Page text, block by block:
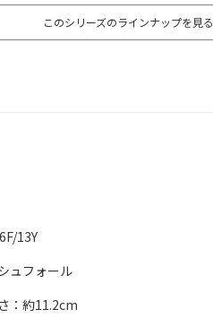
このシリーズのラインナップを見る
13Y
ュフォール
：約11.2cm